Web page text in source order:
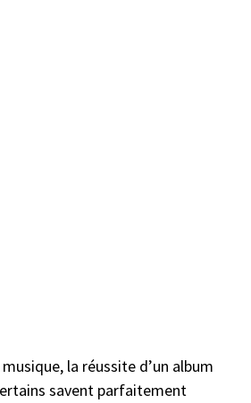
la réussite d’un album
savent parfaitement